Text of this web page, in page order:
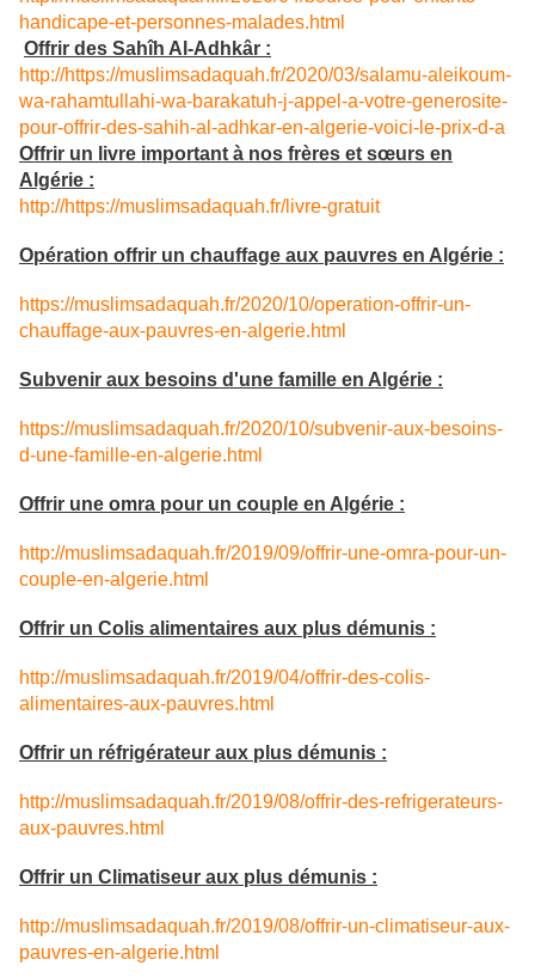
handicape-et-personnes-malades.html
Offrir des Sahîh Al-Adhkâr :
http://https://muslimsadaquah.fr/2020/03/salamu-aleikoum-
wa-rahamtullahi-wa-barakatuh-j-appel-a-votre-generosite-
pour-offrir-des-sahih-al-adhkar-en-algerie-voici-le-prix-d-a
Offrir un livre important à nos frères et sœurs en
Algérie :
http://https://muslimsadaquah.fr/livre-gratuit
Opération offrir un chauffage aux pauvres en Algérie :
https://muslimsadaquah.fr/2020/10/operation-offrir-un-
chauffage-aux-pauvres-en-algerie.html
Subvenir aux besoins d'une famille en Algérie :
https://muslimsadaquah.fr/2020/10/subvenir-aux-besoins-
d-une-famille-en-algerie.html
Offrir une omra pour un couple en Algérie :
http://muslimsadaquah.fr/2019/09/offrir-une-omra-pour-un-
couple-en-algerie.html
Offrir un Colis alimentaires aux plus démunis :
http://muslimsadaquah.fr/2019/04/offrir-des-colis-
alimentaires-aux-pauvres.html
Offrir un réfrigérateur aux plus démunis :
http://muslimsadaquah.fr/2019/08/offrir-des-refrigerateurs-
aux-pauvres.html
Offrir un Climatiseur aux plus démunis :
http://muslimsadaquah.fr/2019/08/offrir-un-climatiseur-aux-
pauvres-en-algerie.html